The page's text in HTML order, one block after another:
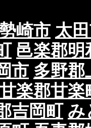
崎市 太
邑楽郡明
市 多野郡
楽郡甘楽
吉岡町 み